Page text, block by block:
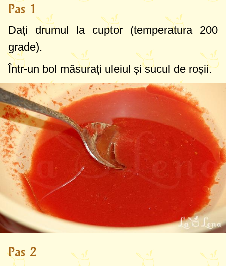
Pas 1
Dați drumul la cuptor (temperatura 200
grade).
Într-un bol măsurați uleiul și sucul de roșii.
Pas 2